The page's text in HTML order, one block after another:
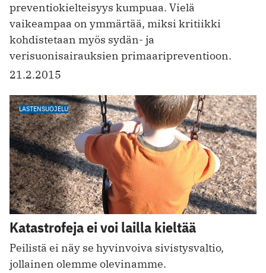
preventiokielteisyys kumpuaa. Vielä
vaikeampaa on ymmärtää, miksi kritiikki
kohdistetaan myös sydän- ja
verisuonisairauksien primaaripreventioon.
21.2.2015
LASTENSUOJELU
Katastrofeja ei voi lailla kieltää
Peilistä ei näy se hyvinvoiva sivistysvaltio,
jollainen olemme olevinamme.